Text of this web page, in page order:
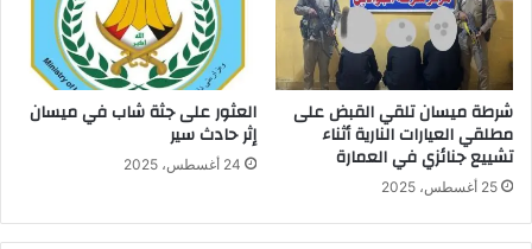
شرطة ميسان تلقي القبض على
مطلقي العيارات النارية أثناء
تشييع جنائزي في العمارة
25 أغسطس، 2025
العثور على جثة شاب في ميسان
إثر حادث سير
24 أغسطس، 2025